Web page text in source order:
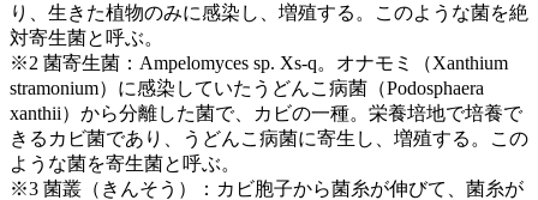
り、生きた植物のみに感染し、増殖する。このような菌を絶
対寄生菌と呼ぶ。
※2 菌寄生菌：Ampelomyces sp. Xs-q。オナモミ（Xanthium
stramonium）に感染していたうどんこ病菌（Podosphaera
xanthii）から分離した菌で、カビの一種。栄養培地で培養で
きるカビ菌であり、うどんこ病菌に寄生し、増殖する。この
ような菌を寄生菌と呼ぶ。
※3 菌叢（きんそう）：カビ胞子から菌糸が伸びて、菌糸が